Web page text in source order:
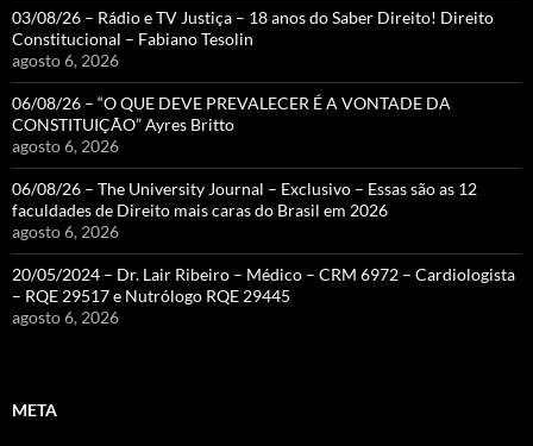
03/08/26 – Rádio e TV Justiça – 18 anos do Saber Direito! Direito
Constitucional – Fabiano Tesolin
agosto 6, 2026
06/08/26 – “O QUE DEVE PREVALECER É A VONTADE DA
CONSTITUIÇÃO” Ayres Britto
agosto 6, 2026
06/08/26 – The University Journal – Exclusivo – Essas são as 12
faculdades de Direito mais caras do Brasil em 2026
agosto 6, 2026
20/05/2024 – Dr. Lair Ribeiro – Médico – CRM 6972 – Cardiologista
– RQE 29517 e Nutrólogo RQE 29445
agosto 6, 2026
META